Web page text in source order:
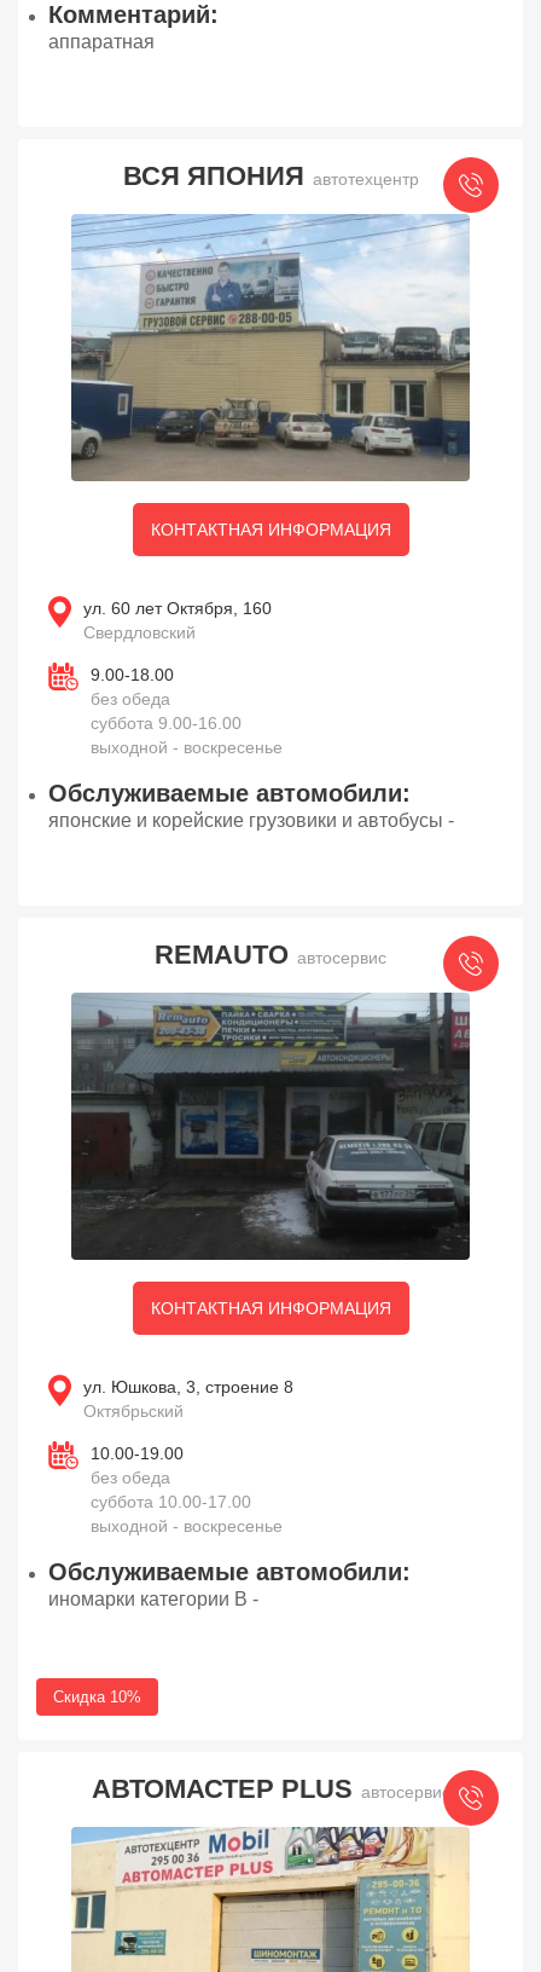
Комментарий:
аппаратная
ВСЯ ЯПОНИЯ автотехцентр
КОНТАКТНАЯ ИНФОРМАЦИЯ
ул. 60 лет Октября, 160
Свердловский
9.00-18.00
без обеда
суббота 9.00-16.00
выходной - воскресенье
Обслуживаемые автомобили:
японские и корейские грузовики и автобусы -
REMAUTO автосервис
КОНТАКТНАЯ ИНФОРМАЦИЯ
ул. Юшкова, 3, строение 8
Октябрьский
10.00-19.00
без обеда
суббота 10.00-17.00
выходной - воскресенье
Обслуживаемые автомобили:
иномарки категории В -
Скидка 10%
АВТОМАСТЕР PLUS автосервис